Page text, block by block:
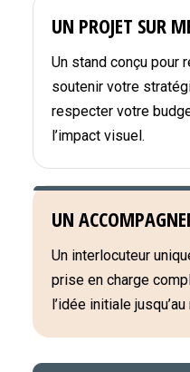
UN PROJET SUR
Un stand conçu pour
soutenir votre
respecter votre
l’impact visuel.
UN
Un interlocuteur
prise en charge
l’idée initiale